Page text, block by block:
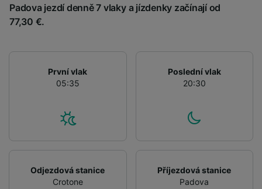
Padova jezdí denně 7 vlaky a jízdenky začínají od
77,30 €.
První vlak
05:35
Poslední vlak
20:30
Odjezdová stanice
Crotone
Příjezdová stanice
Padova
List of Partners